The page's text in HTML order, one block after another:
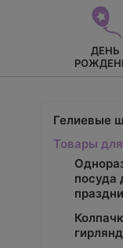
ДЕНЬ
Гелиевые
Товары
посуда